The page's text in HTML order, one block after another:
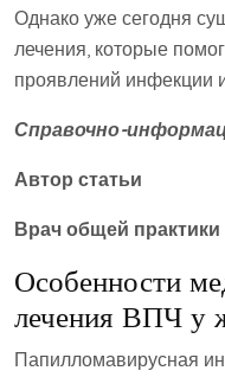
Однако уже сегодня
лечения, которые
проявлений инфекции
Справочно-
Автор статьи
Врач общей практики
Особенности
лечения ВПЧ у
Папилломавирусная